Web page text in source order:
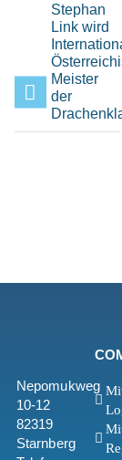
Stephan
Link wird
Meister
der
Nepomukweg
10-12
82319
Starnberg